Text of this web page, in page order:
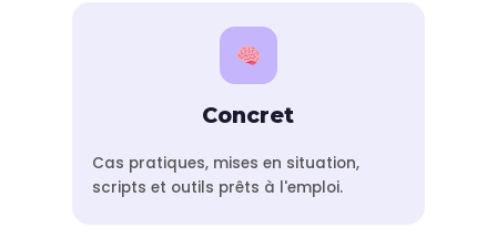
Concret
Cas pratiques, mises en situation,
scripts et outils prêts à l'emploi.